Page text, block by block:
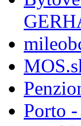
Porto